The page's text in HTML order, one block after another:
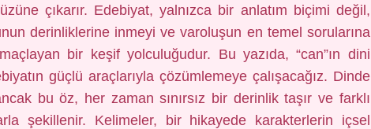
çıkarır. Edebiyat, yalnızca bir anlatım biçimi değil,
derinliklerine inmeyi ve varoluşun en temel sorularına
bir keşif yolculuğudur. Bu yazıda, “can”ın dini
güçlü araçlarıyla çözümlemeye çalışacağız. Dinde
bu öz, her zaman sınırsız bir derinlik taşır ve farklı
şekillenir. Kelimeler, bir hikayede karakterlerin içsel